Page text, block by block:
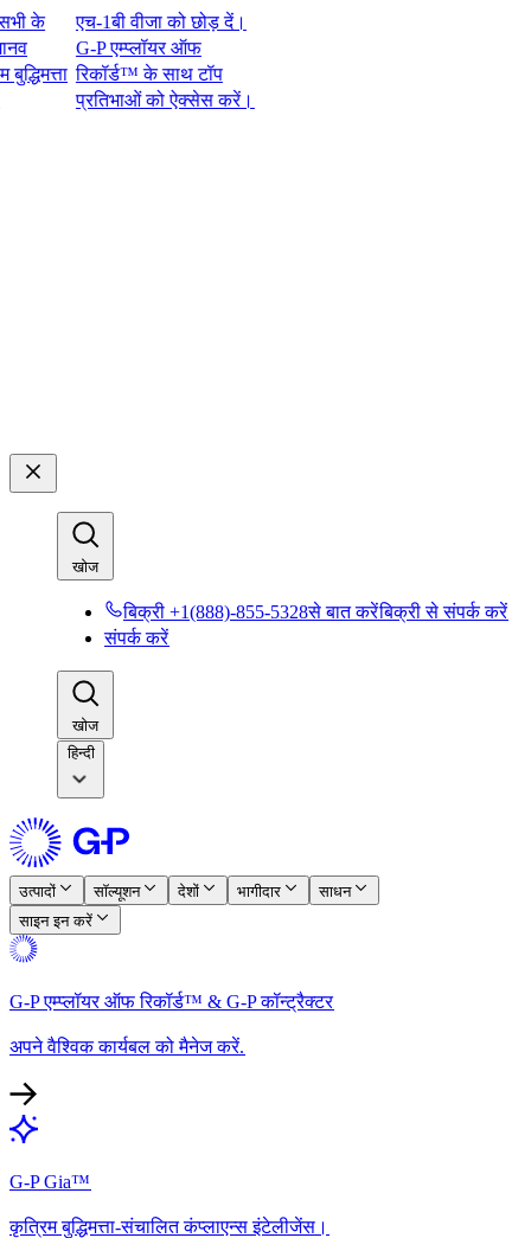
एच-1बी वीजा को छोड़ दें।
G-P एम्प्लॉयर ऑफ
रिकॉर्ड™ के साथ टॉप
प्रतिभाओं को ऐक्सेस करें।​​
खोज​​
बिक्री +1(888)-855-5328से बात करें​​बिक्री से संपर्क करें​​
संपर्क करें​​
खोज​​
हिन्दी
उत्पादों​​ सॉल्यूशन​​ देशों​​ भागीदार​​
साधन​​
साइन इन करें​​
G-P एम्प्लॉयर ऑफ रिकॉर्ड™ & G-P कॉन्ट्रैक्टर​​
अपने वैश्विक कार्यबल को मैनेज करें.​​
G-P Gia™​​
कृत्रिम बुद्धिमत्ता-संचालित कंप्लाएन्स इंटेलीजेंस।​​